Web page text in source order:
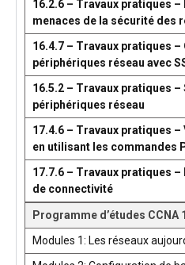
16.2.6 – Travaux pratiques –
menaces de la sécurité des
16.4.7 – Travaux pratiques
périphériques réseau avec
16.5.2 – Travaux pratiques
périphériques réseau
17.4.6 – Travaux pratiques
en utilisant les commandes
17.7.6 – Travaux pratiques
de connectivité
Programme d’études CCNA
Modules 1: Les réseaux